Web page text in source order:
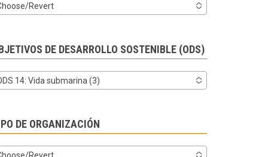
Revert
DE DESARROLLO SOSTENIBLE (ODS)
14: Vida submarina (3)
DE ORGANIZACIÓN
Revert